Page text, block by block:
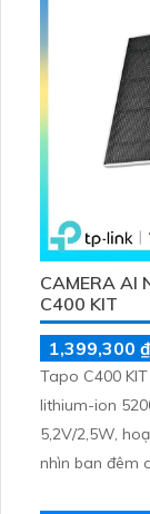
CAMERA AI
C400 KIT
1,399,300 ₫
Tapo C400
lithium-ion
5,2V/2,5W,
nhìn ban đêm